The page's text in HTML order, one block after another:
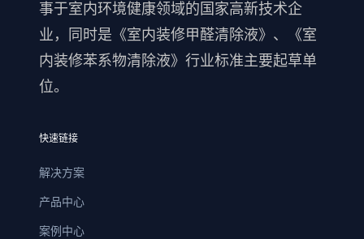
事于室内环境健康领域的国家高新技术企
业，同时是《室内装修甲醛清除液》、《室
内装修苯系物清除液》行业标准主要起草单
位。
快速链接
解决方案
产品中心
案例中心